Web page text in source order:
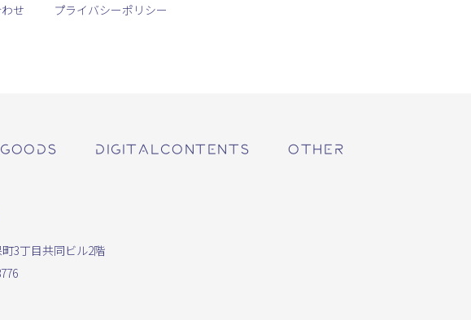
せ プライバシーポリシー
GOODS DIGITALCONTENTS OTHER
3丁目共同ビル2階